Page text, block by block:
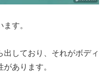
す。
しており、それがボディ
あります。